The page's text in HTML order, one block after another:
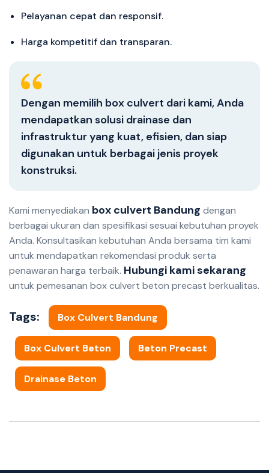
Pelayanan cepat dan responsif.
Harga kompetitif dan transparan.
Dengan memilih box culvert dari kami, Anda
mendapatkan solusi drainase dan
infrastruktur yang kuat, efisien, dan siap
digunakan untuk berbagai jenis proyek
konstruksi.
Kami menyediakan box culvert Bandung dengan
berbagai ukuran dan spesifikasi sesuai kebutuhan proyek
Anda. Konsultasikan kebutuhan Anda bersama tim kami
untuk mendapatkan rekomendasi produk serta
penawaran harga terbaik. Hubungi kami sekarang
untuk pemesanan box culvert beton precast berkualitas.
Tags: Box Culvert Bandung
Box Culvert Beton Beton Precast
Drainase Beton